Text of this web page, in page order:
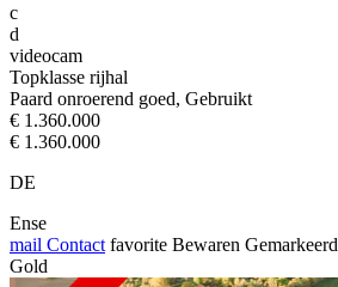
c
d
videocam
Topklasse rijhal
Paard onroerend goed, Gebruikt
€ 1.360.000
€ 1.360.000
DE
Ense
mail Contact favorite Bewaren Gemarkeerd
Gold